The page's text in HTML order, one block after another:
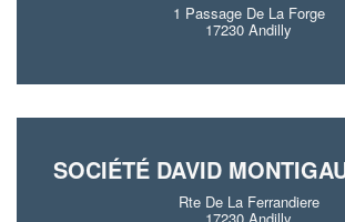
1 Passage De La Forge
17230 Andilly
SOCIÉTÉ DAVID
Rte De La Ferrandiere